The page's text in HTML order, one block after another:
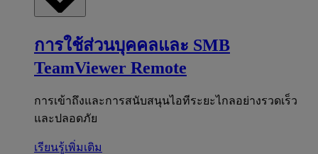
การใช้ส่วนบุคคลและ SMB
TeamViewer Remote
การเข้าถึงและการสนับสนุนไอทีระยะไกลอย่างรวดเร็ว
และปลอดภัย
เรียนรู้เพิ่มเติม